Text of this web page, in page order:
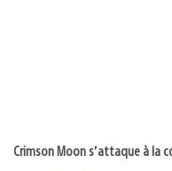
Crimson Moon s’attaque à la